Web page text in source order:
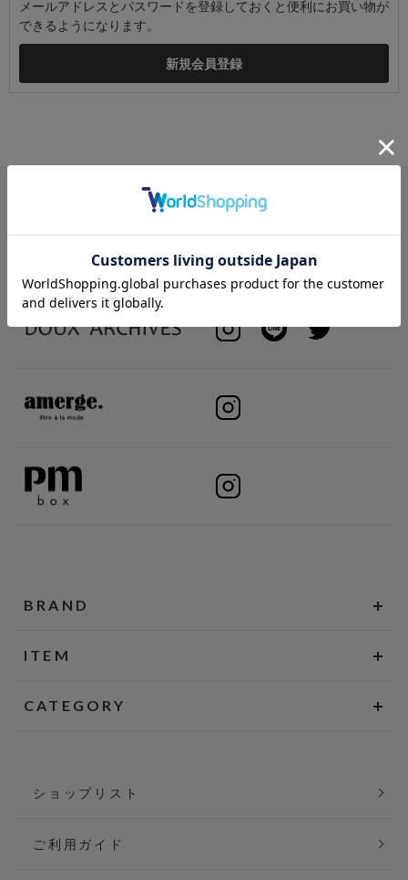
メールアドレスとパスワードを登録しておくと便利にお買い物が
できるようになります。
BRAND
ITEM
CATEGORY
ショップリスト
ご利用ガイド